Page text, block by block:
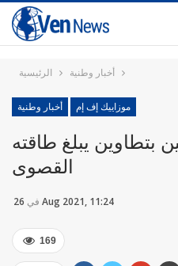
الرئيسية أخبار وطنية
أخبار وطنية موزاييك إف إم
بتطاوين يبلغ طاقته
القصوى
في 26 Aug 2021, 11:24
169